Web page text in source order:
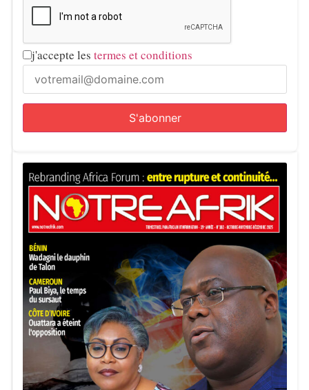
j'accepte les termes et conditions